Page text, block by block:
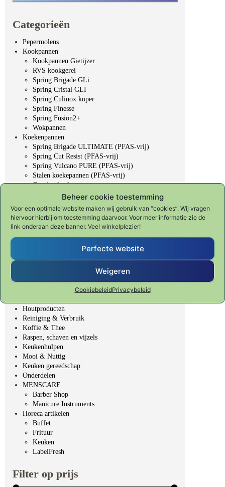
Beheer cookie toestemming
Voor een optimale website maken wij gebruik van “cookies”. Wij vragen
hiervoor hierbij om toestemming daarvoor. Voor meer informatie zie de
link onderaan deze banner. Veel winkelplezier!
Perfecte website
Weigeren
CookiebeleidPrivacybeleid
Categorieën
Pepermolens
Kookpannen
Kookpannen Gietijzer
RVS kookgerei
Spring Brigade GLi
Spring Cristal GLI
Spring Culinox koper
Spring Finesse
Spring Fusion2+
Wokpannen
Koekenpannen
Spring Brigade ULTIMATE (PFAS-vrij)
Spring Cut Resist (PFAS-vrij)
Spring Vulcano PURE (PFAS-vrij)
Stalen koekepannen (PFAS-vrij)
Overige koekepannen
Professioneel gereedschap
Slijpen & onderhoud
KYOTO "Forged in fire"
Fondue, BBQ & Gourmet
Veggie Fit
Bar, Wijn & Noten
Houtproducten
Reiniging & Verbruik
Koffie & Thee
Raspen, schaven en vijzels
Keukenhulpen
Mooi & Nuttig
Keuken gereedschap
Onderdelen
MENSCARE
Barber Shop
Manicure Instruments
Horeca artikelen
Buffet
Frituur
Keuken
LabelFresh
Filter op prijs